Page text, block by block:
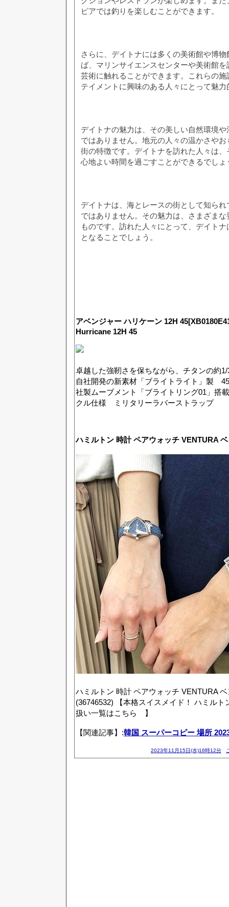
ピアでは釣りを楽しむことができます。
さらに、デイトナには多くの美術館や博
ば、マリンサイエンスセンターや美術館
芸術に触れることができます。これらの
テイメントに興味のある人々にとって魅
デイトナの魅力は、その美しい自然環境
ではありません。地元の人々の温かさや
街の特徴です。デイトナを訪れた人々は
心地よい時間を過ごすことができるでしょ
デイトナは、海とレースの街として知ら
ではありません。その魅力は、さまざま
ものです。訪れた人々にとって、デイト
となることでしょう。
アベンジャー ハリケーン 12H
Hurricane 12H 45
卓越した強靭さを保ちながら、チタンの約
自社開発の新素材「ブライトライト」製
社製ムーブメント「ブライトリング01」搭
クル仕様 ミリタリーラバーストラップ
ハミルトン 時計 ペアウォッチ VENTURA
ハミルトン 時計 ペアウォッチ VENTURA
(36746532) 【本格スイスメイド！ ハミル
扱い一覧はこちら 】
【関連記事】:韓国 スーパーコピー 場所
2023年11月15日(水)16時12分